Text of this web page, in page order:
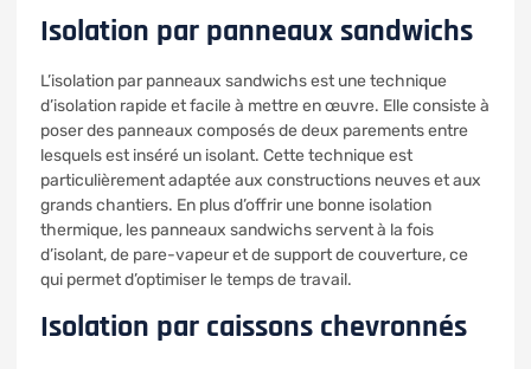
Isolation par panneaux sandwichs
L’isolation par panneaux sandwichs est une technique
d’isolation rapide et facile à mettre en œuvre. Elle consiste à
poser des panneaux composés de deux parements entre
lesquels est inséré un isolant. Cette technique est
particulièrement adaptée aux constructions neuves et aux
grands chantiers. En plus d’offrir une bonne isolation
thermique, les panneaux sandwichs servent à la fois
d’isolant, de pare-vapeur et de support de couverture, ce
qui permet d’optimiser le temps de travail.
Isolation par caissons chevronnés